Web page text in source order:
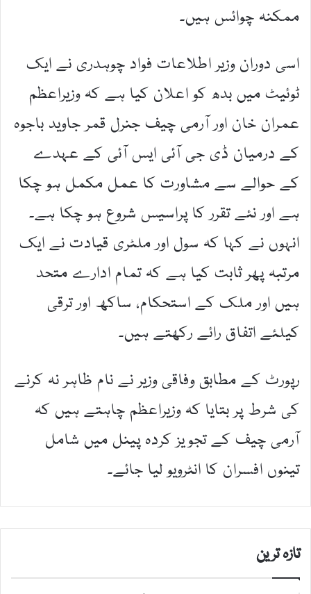
ممکنہ چوائس ہیں۔
اسی دوران وزیر اطلاعات فواد چوہدری نے ایک
ٹوئیٹ میں بدھ کو اعلان کیا ہے کہ وزیراعظم
عمران خان اور آرمی چیف جنرل قمر جاوید باجوہ
کے درمیان ڈی جی آئی ایس آئی کے عہدے
کے حوالے سے مشاورت کا عمل مکمل ہو چکا
ہے اور نئے تقرر کا پراسیس شروع ہو چکا ہے۔
انہوں نے کہا کہ سول اور ملٹری قیادت نے ایک
مرتبہ پھر ثابت کیا ہے کہ تمام ادارے متحد
ہیں اور ملک کے استحکام، ساکھ اور ترقی
کیلئے اتفاق رائے رکھتے ہیں۔
رپورٹ کے مطابق وفاقی وزیر نے نام ظاہر نہ کرنے
کی شرط پر بتایا کہ وزیراعظم چاہتے ہیں کہ
آرمی چیف کے تجویز کردہ پینل میں شامل
تینوں افسران کا انٹرویو لیا جائے۔
تازہ ترین